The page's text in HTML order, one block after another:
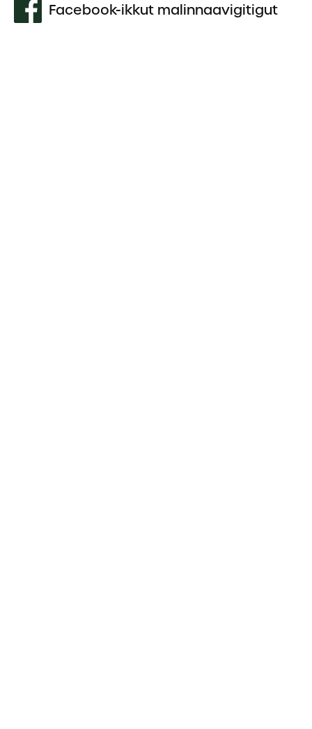
Facebook-ikkut malinnaavigitigut